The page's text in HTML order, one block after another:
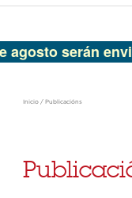
serán
Inicio / Publicacións